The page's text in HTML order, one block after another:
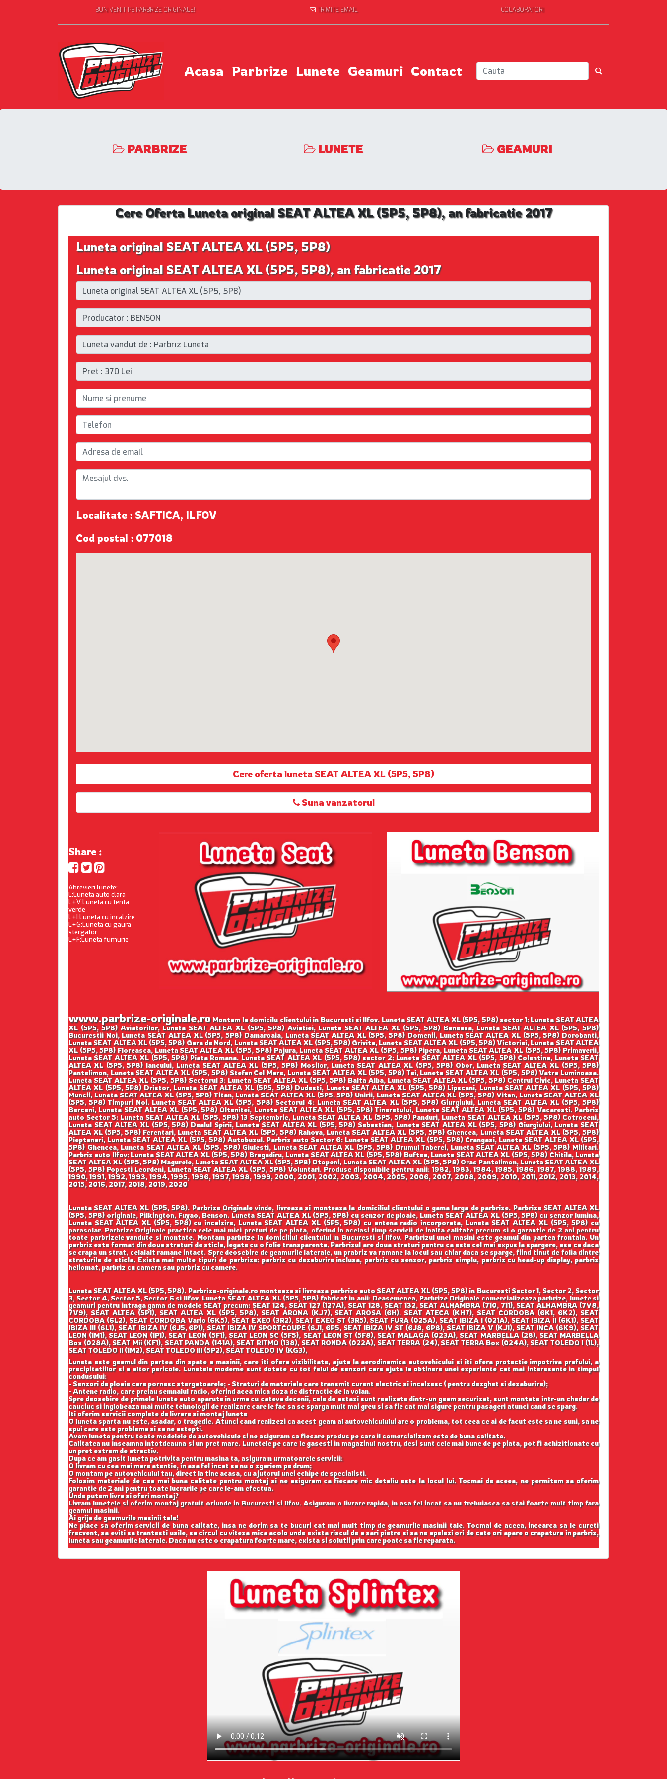
BUN VENIT PE PARBRIZE ORIGINALE! TRIMITE EMAIL COLABORATORI
Acasa Parbrize Lunete Geamuri Contact
PARBRIZE LUNETE GEAMURI
Cere Oferta Luneta original SEAT ALTEA XL (5P5, 5P8), an fabricatie 2017
Luneta original SEAT ALTEA XL (5P5, 5P8)
Luneta original SEAT ALTEA XL (5P5, 5P8), an fabricatie 2017
Localitate : SAFTICA, ILFOV
Cod postal : 077018
Cere oferta luneta SEAT ALTEA XL (5P5, 5P8)
Suna vanzatorul
Share :
Abrevieri lunete:
L:Luneta auto clara
L+V:Luneta cu tenta
verde
L+I:Luneta cu incalzire
L+G:Luneta cu gaura
stergator
L+F:Luneta fumurie
www.parbrize-originale.roMontam la domicilu clientului in Bucuresti si Ilfov. Luneta SEAT ALTEA XL (5P5, 5P8) sector 1: Luneta SEAT ALTEA
XL (5P5, 5P8) Aviatorilor, Luneta SEAT ALTEA XL (5P5, 5P8) Aviatiei, Luneta SEAT ALTEA XL (5P5, 5P8) Baneasa, Luneta SEAT ALTEA XL (5P5, 5P8)
Bucurestii Noi, Luneta SEAT ALTEA XL (5P5, 5P8) Damaroaia, Luneta SEAT ALTEA XL (5P5, 5P8) Domenii, Luneta SEAT ALTEA XL (5P5, 5P8) Dorobanti,
Luneta SEAT ALTEA XL (5P5, 5P8) Gara de Nord, Luneta SEAT ALTEA XL (5P5, 5P8) Grivita, Luneta SEAT ALTEA XL (5P5, 5P8) Victoriei, Luneta SEAT ALTEA
XL (5P5, 5P8) Floreasca, Luneta SEAT ALTEA XL (5P5, 5P8) Pajura, Luneta SEAT ALTEA XL (5P5, 5P8) Pipera, Luneta SEAT ALTEA XL (5P5, 5P8) Primaverii,
Luneta SEAT ALTEA XL (5P5, 5P8) Piata Romana. Luneta SEAT ALTEA XL (5P5, 5P8) sector 2: Luneta SEAT ALTEA XL (5P5, 5P8) Colentina, Luneta SEAT
ALTEA XL (5P5, 5P8) Iancului, Luneta SEAT ALTEA XL (5P5, 5P8) Mosilor, Luneta SEAT ALTEA XL (5P5, 5P8) Obor, Luneta SEAT ALTEA XL (5P5, 5P8)
Pantelimon, Luneta SEAT ALTEA XL (5P5, 5P8) Stefan Cel Mare, Luneta SEAT ALTEA XL (5P5, 5P8) Tei, Luneta SEAT ALTEA XL (5P5, 5P8) Vatra Luminoasa.
Luneta SEAT ALTEA XL (5P5, 5P8) Sectorul 3: Luneta SEAT ALTEA XL (5P5, 5P8) Balta Alba, Luneta SEAT ALTEA XL (5P5, 5P8) Centrul Civic, Luneta SEAT
ALTEA XL (5P5, 5P8) Dristor, Luneta SEAT ALTEA XL (5P5, 5P8) Dudesti, Luneta SEAT ALTEA XL (5P5, 5P8) Lipscani, Luneta SEAT ALTEA XL (5P5, 5P8)
Muncii, Luneta SEAT ALTEA XL (5P5, 5P8) Titan, Luneta SEAT ALTEA XL (5P5, 5P8) Unirii, Luneta SEAT ALTEA XL (5P5, 5P8) Vitan, Luneta SEAT ALTEA XL
(5P5, 5P8) Timpuri Noi. Luneta SEAT ALTEA XL (5P5, 5P8) Sectorul 4: Luneta SEAT ALTEA XL (5P5, 5P8) Giurgiului, Luneta SEAT ALTEA XL (5P5, 5P8)
Berceni, Luneta SEAT ALTEA XL (5P5, 5P8) Oltenitei, Luneta SEAT ALTEA XL (5P5, 5P8) Tineretului, Luneta SEAT ALTEA XL (5P5, 5P8) Vacaresti. Parbriz
auto Sector 5: Luneta SEAT ALTEA XL (5P5, 5P8) 13 Septembrie, Luneta SEAT ALTEA XL (5P5, 5P8) Panduri, Luneta SEAT ALTEA XL (5P5, 5P8) Cotroceni,
Luneta SEAT ALTEA XL (5P5, 5P8) Dealul Spirii, Luneta SEAT ALTEA XL (5P5, 5P8) Sebastian, Luneta SEAT ALTEA XL (5P5, 5P8) Giurgiului, Luneta SEAT
ALTEA XL (5P5, 5P8) Ferentari, Luneta SEAT ALTEA XL (5P5, 5P8) Rahova, Luneta SEAT ALTEA XL (5P5, 5P8) Ghencea, Luneta SEAT ALTEA XL (5P5, 5P8)
Pieptanari, Luneta SEAT ALTEA XL (5P5, 5P8) Autobuzul. Parbriz auto Sector 6: Luneta SEAT ALTEA XL (5P5, 5P8) Crangasi, Luneta SEAT ALTEA XL (5P5,
5P8) Ghencea, Luneta SEAT ALTEA XL (5P5, 5P8) Giulesti, Luneta SEAT ALTEA XL (5P5, 5P8) Drumul Taberei, Luneta SEAT ALTEA XL (5P5, 5P8) Militari.
Parbriz auto Ilfov: Luneta SEAT ALTEA XL (5P5, 5P8) Bragadiru, Luneta SEAT ALTEA XL (5P5, 5P8) Buftea, Luneta SEAT ALTEA XL (5P5, 5P8) Chitila, Luneta
SEAT ALTEA XL (5P5, 5P8) Magurele, Luneta SEAT ALTEA XL (5P5, 5P8) Otopeni, Luneta SEAT ALTEA XL (5P5, 5P8) Oras Pantelimon, Luneta SEAT ALTEA XL
(5P5, 5P8) Popesti Leordeni, Luneta SEAT ALTEA XL (5P5, 5P8) Voluntari. Produse disponibile pentru anii: 1982, 1983, 1984, 1985, 1986, 1987, 1988, 1989,
1990, 1991, 1992, 1993, 1994, 1995, 1996, 1997, 1998, 1999, 2000, 2001, 2002, 2003, 2004, 2005, 2006, 2007, 2008, 2009, 2010, 2011, 2012, 2013, 2014,
2015, 2016, 2017, 2018, 2019, 2020
Luneta SEAT ALTEA XL (5P5, 5P8). Parbrize Originale vinde, livreaza si monteaza la domiciliul clientului o gama larga de parbrize. Parbrize SEAT ALTEA XL
(5P5, 5P8) originale, Pilkington, Fuyao, Benson. Luneta SEAT ALTEA XL (5P5, 5P8) cu senzor de ploaie, Luneta SEAT ALTEA XL (5P5, 5P8) cu senzor lumina,
Luneta SEAT ALTEA XL (5P5, 5P8) cu incalzire, Luneta SEAT ALTEA XL (5P5, 5P8) cu antena radio incorporata, Luneta SEAT ALTEA XL (5P5, 5P8) cu
parasolar. Parbrize Originale practica cele mai mici preturi de pe piata, oferind in acelasi timp servicii de inalta calitate precum si o garantie de 2 ani pentru
toate parbrizele vandute si montate. Montam parbrize la domiciliul clientului in Bucuresti si Ilfov. Parbrizul unei masini este geamul din partea frontala. Un
parbriz este format din doua straturi de sticla, legate cu o folie transparenta. Parbrizul are doua straturi pentru ca este cel mai expus la spargere, asa ca daca
se crapa un strat, celalalt ramane intact. Spre deosebire de geamurile laterale, un prabriz va ramane la locul sau chiar daca se sparge, fiind tinut de folia dintre
straturile de sticla. Exista mai multe tipuri de parbrize: parbriz cu dezaburire inclusa, parbriz cu senzor, parbriz simplu, parbriz cu head-up display, parbriz
heliomat, parbriz cu camera sau parbriz cu camere.
Luneta SEAT ALTEA XL (5P5, 5P8). Parbrize-originale.ro monteaza si livreaza parbrize auto SEAT ALTEA XL (5P5, 5P8) in Bucuresti Sector 1, Sector 2, Sector
3, Sector 4, Sector 5, Sector 6 si Ilfov. Luneta SEAT ALTEA XL (5P5, 5P8) fabricat in anii: Deasemenea, Parbrize Originale comercializeaza parbrize, lunete si
geamuri pentru intraga gama de modele SEAT precum: SEAT 124, SEAT 127 (127A), SEAT 128, SEAT 132, SEAT ALHAMBRA (710, 711), SEAT ALHAMBRA (7V8,
7V9), SEAT ALTEA (5P1), SEAT ALTEA XL (5P5, 5P8), SEAT ARONA (KJ7), SEAT AROSA (6H), SEAT ATECA (KH7), SEAT CORDOBA (6K1, 6K2), SEAT
CORDOBA (6L2), SEAT CORDOBA Vario (6K5), SEAT EXEO (3R2), SEAT EXEO ST (3R5), SEAT FURA (025A), SEAT IBIZA I (021A), SEAT IBIZA II (6K1), SEAT
IBIZA III (6L1), SEAT IBIZA IV (6J5, 6P1), SEAT IBIZA IV SPORTCOUPE (6J1, 6P5, SEAT IBIZA IV ST (6J8, 6P8), SEAT IBIZA V (KJ1), SEAT INCA (6K9), SEAT
LEON (1M1), SEAT LEON (1P1), SEAT LEON (5F1), SEAT LEON SC (5F5), SEAT LEON ST (5F8), SEAT MALAGA (023A), SEAT MARBELLA (28), SEAT MARBELLA
Box (028A), SEAT Mii (KF1), SEAT PANDA (141A), SEAT RITMO (138), SEAT RONDA (022A), SEAT TERRA (24), SEAT TERRA Box (024A), SEAT TOLEDO I (1L),
SEAT TOLEDO II (1M2), SEAT TOLEDO III (5P2), SEAT TOLEDO IV (KG3),
Luneta este geamul din partea din spate a masinii, care iti ofera vizibilitate, ajuta la aerodinamica autovehicului si iti ofera protectie impotriva prafului, a
precipitatiilor si a altor pericole. Lunetele moderne sunt dotate cu tot felul de senzori care ajuta la obtinere unei experiente cat mai interesante in timpul
condusului:
- Senzori de ploaie care pornesc stergatoarele; - Straturi de materiale care transmit curent electric si incalzesc ( pentru dezghet si dezaburire);
- Antene radio, care preiau semnalul radio, oferind acea mica doza de distractie de la volan.
Spre deosebire de primele lunete auto aparute in urma cu cateva decenii, cele de astazi sunt realizate dintr-un geam securizat, sunt montate intr-un cheder de
cauciuc si inglobeaza mai multe tehnologii de realizare care le fac sa se sparga mult mai greu si sa fie cat mai sigure pentru pasageri atunci cand se sparg.
Iti oferim servicii complete de livrare si montaj lunete
O luneta sparta nu este, asadar, o tragedie. Atunci cand realizezi ca acest geam al autovehiculului are o problema, tot ceea ce ai de facut este sa ne suni, sa ne
spui care este problema si sa ne astepti.
Avem lunete pentru toate modelele de autovehicule si ne asiguram ca fiecare produs pe care il comercializam este de buna calitate.
Calitatea nu inseamna intotdeauna si un pret mare. Lunetele pe care le gasesti in magazinul nostru, desi sunt cele mai bune de pe piata, pot fi achizitionate cu
un pret extrem de atractiv.
Dupa ce am gasit luneta potrivita pentru masina ta, asiguram urmatoarele servicii:
O livram cu cea mai mare atentie, in asa fel incat sa nu o zgariem pe drum;
O montam pe autovehiculul tau, direct la tine acasa, cu ajutorul unei echipe de specialisti.
Folosim materiale de cea mai buna calitate pentru montaj si ne asiguram ca fiecare mic detaliu este la locul lui. Tocmai de aceea, ne permitem sa oferim
garantie de 2 ani pentru toate lucrarile pe care le-am efectua.
Unde putem livra si oferi montaj?
Livram lunetele si oferim montaj gratuit oriunde in Bucuresti si Ilfov. Asiguram o livrare rapida, in asa fel incat sa nu trebuiasca sa stai foarte mult timp fara
geamul masinii.
Ai grija de geamurile masinii tale!
Ne place sa oferim servicii de buna calitate, insa ne dorim sa te bucuri cat mai mult timp de geamurile masinii tale. Tocmai de aceea, incearca sa le cureti
frecvent, sa eviti sa trantesti usile, sa circul cu viteza mica acolo unde exista riscul de a sari pietre si sa ne apelezi ori de cate ori apare o crapatura in parbriz,
luneta sau geamurile laterale. Daca nu este o crapatura foarte mare, exista si solutii prin care poate sa fie reparata.